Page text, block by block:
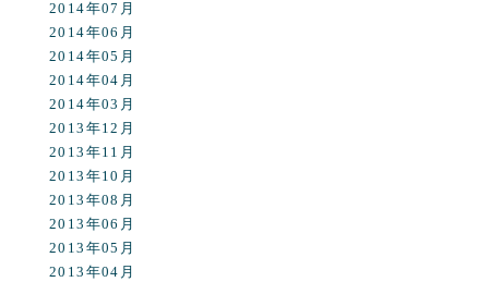
2014年07月
2014年06月
2014年05月
2014年04月
2014年03月
2013年12月
2013年11月
2013年10月
2013年08月
2013年06月
2013年05月
2013年04月